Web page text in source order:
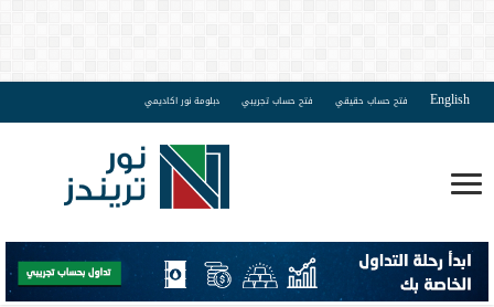
English فتح حساب حقيقي فتح حساب تجريبي دبلومة نور اكاديمي